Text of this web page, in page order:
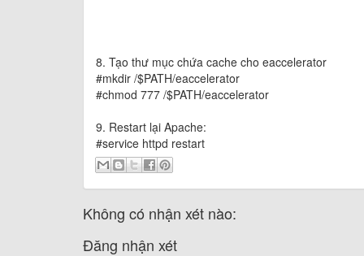
8. Tạo thư mục chứa cache cho eaccelerator
#mkdir /$PATH/eaccelerator
#chmod 777 /$PATH/eaccelerator
9. Restart lại Apache:
#service httpd restart
Không có nhận xét nào:
Đăng nhận xét